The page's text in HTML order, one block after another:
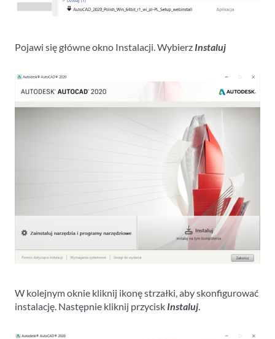
Pojawi się główne okno Instalacji. Wybierz Instaluj
W kolejnym oknie kliknij ikonę strzałki, aby skonfigurować
instalację. Następnie kliknij przycisk Instaluj